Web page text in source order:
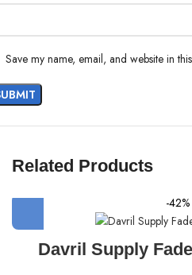
Save my name, email, and website in
Related Products
-42%
Davril Supply